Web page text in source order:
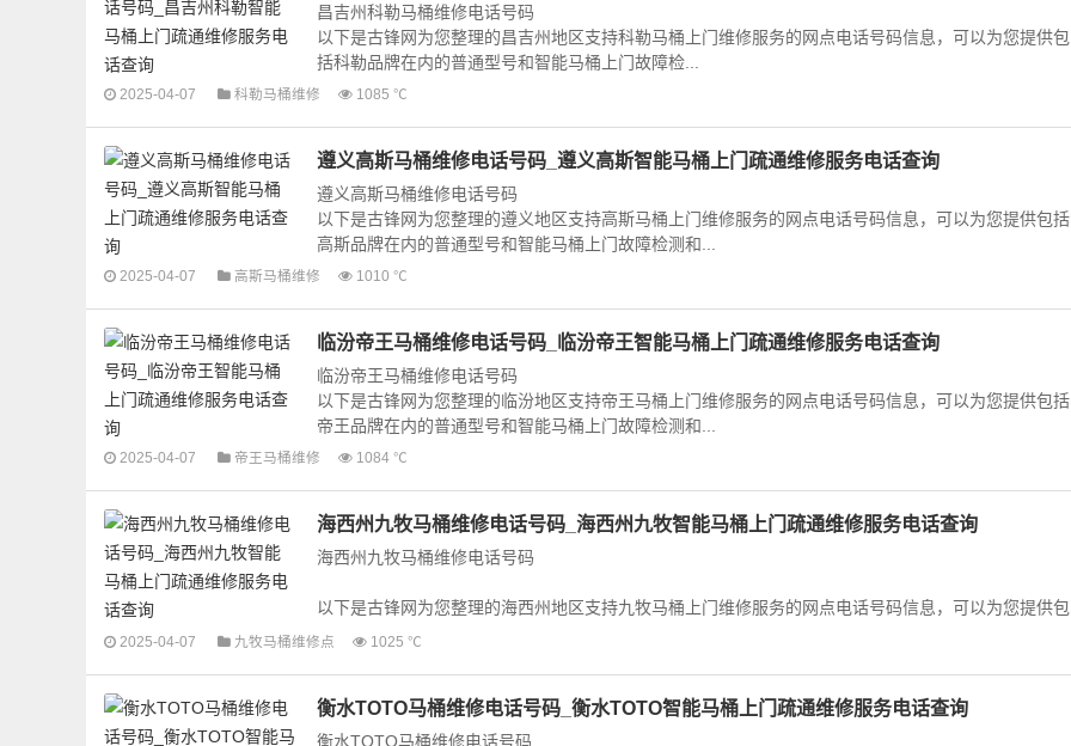
昌吉州科勒马桶维修电话号码
以下是古锋网为您整理的昌吉州地区支持科勒马桶上门维修服务的网点电话号码信息，可以为您提供包
括科勒品牌在内的普通型号和智能马桶上门故障检...
2025-04-07 科勒马桶维修 1085 ℃
遵义高斯马桶维修电话号码_遵义高斯智能马桶上门疏通维修服务电话查询
遵义高斯马桶维修电话号码
以下是古锋网为您整理的遵义地区支持高斯马桶上门维修服务的网点电话号码信息，可以为您提供包括
高斯品牌在内的普通型号和智能马桶上门故障检测和...
2025-04-07 高斯马桶维修 1010 ℃
临汾帝王马桶维修电话号码_临汾帝王智能马桶上门疏通维修服务电话查询
临汾帝王马桶维修电话号码
以下是古锋网为您整理的临汾地区支持帝王马桶上门维修服务的网点电话号码信息，可以为您提供包括
帝王品牌在内的普通型号和智能马桶上门故障检测和...
2025-04-07 帝王马桶维修 1084 ℃
海西州九牧马桶维修电话号码_海西州九牧智能马桶上门疏通维修服务电话查询
海西州九牧马桶维修电话号码
以下是古锋网为您整理的海西州地区支持九牧马桶上门维修服务的网点电话号码信息，可以为您提供包
括九牧品牌在内的普通型号和智能马桶上门故障检...
2025-04-07 九牧马桶维修点 1025 ℃
衡水TOTO马桶维修电话号码_衡水TOTO智能马桶上门疏通维修服务电话查询
衡水TOTO马桶维修电话号码